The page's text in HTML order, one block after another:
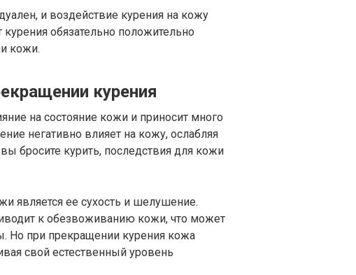
и воздействие курения на кожу
обязательно положительно
кожи.
курения
на состояние кожи и приносит много
негативно влияет на кожу, ослабляя
бросите курить, последствия для кожи
является ее сухость и шелушение.
к обезвоживанию кожи, что может
Но при прекращении курения кожа
свой естественный уровень